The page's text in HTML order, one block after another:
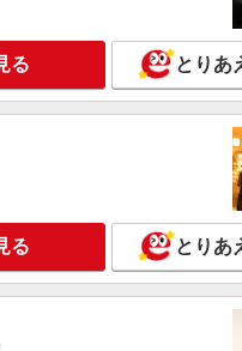
社祝い金10万円支給(規定有) お友達を紹介頂くと,
インセンティブ支給(規定有) ゜・。○。・゜
+゜・。○。・゜+゜
詳細を
【softbank】の携帯販売スタ
月給220000円〜 別途：資格
万）・交通費支給（規定あり）・賞
+゜・。○。・゜+゜・。○。・゜+
万円支給(規定有) お友達を紹介頂くと, インセンテ
ィブ支給(規定有) ゜・。○。・゜+
愛知県一宮市のsoftbankショ
詳細
る とりあ
る とりあ